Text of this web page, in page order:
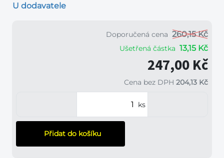
U dodavatele
Doporučená cena 260,15 Kč
Ušetřená částka 13,15 Kč
247,00 Kč
Cena bez DPH 204,13 Kč
ks
Přidat do košíku